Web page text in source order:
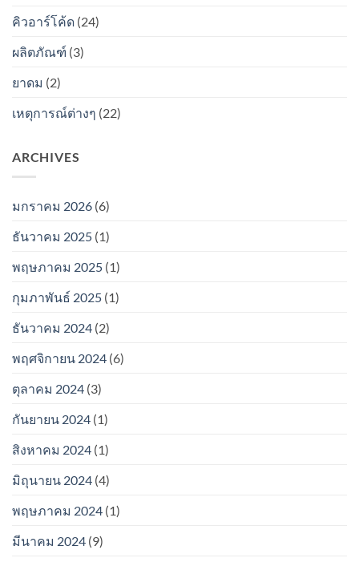
คิวอาร์โค้ด (24)
ผลิตภัณฑ์ (3)
ยาดม (2)
เหตุการณ์ต่างๆ (22)
ARCHIVES
มกราคม 2026 (6)
ธันวาคม 2025 (1)
พฤษภาคม 2025 (1)
กุมภาพันธ์ 2025 (1)
ธันวาคม 2024 (2)
พฤศจิกายน 2024 (6)
ตุลาคม 2024 (3)
กันยายน 2024 (1)
สิงหาคม 2024 (1)
มิถุนายน 2024 (4)
พฤษภาคม 2024 (1)
มีนาคม 2024 (9)